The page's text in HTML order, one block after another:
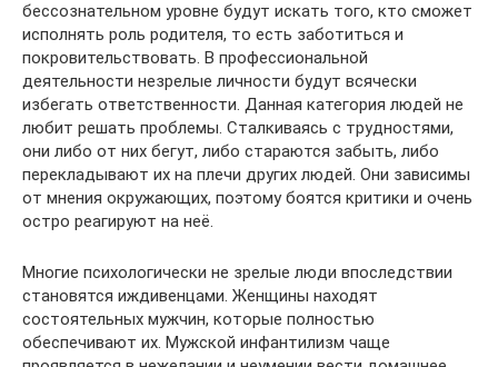
бессознательном уровне будут искать того, кто сможет
исполнять роль родителя, то есть заботиться и
покровительствовать. В профессиональной
деятельности незрелые личности будут всячески
избегать ответственности. Данная категория людей не
любит решать проблемы. Сталкиваясь с трудностями,
они либо от них бегут, либо стараются забыть, либо
перекладывают их на плечи других людей. Они зависимы
от мнения окружающих, поэтому боятся критики и очень
остро реагируют на неё.
Многие психологически не зрелые люди впоследствии
становятся иждивенцами. Женщины находят
состоятельных мужчин, которые полностью
обеспечивают их. Мужской инфантилизм чаще